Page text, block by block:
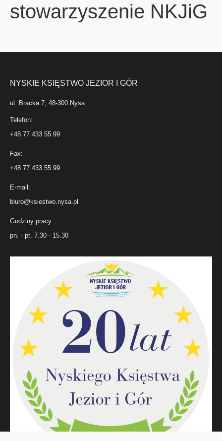
stowarzyszenie NKJiG
NYSKIE KSIĘSTWO JEZIOR I GÓR
ul. Bracka 7, 48-300 Nysa
Telefon:
+48 77 433 55 99
Fax:
+48 77 433 55 99
E-mail:
biuro@ksiestwo.nysa.pl
Godziny pracy:
pn. - pt. 7.30 - 15.30